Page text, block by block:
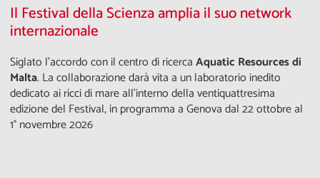
Il Festival della Scienza amplia il suo network
internazionale
Siglato l'accordo con il centro di ricercaAquatic Resources di
Malta. La collaborazione darà vita a un laboratorio inedito
dedicato ai ricci di mare all’interno della ventiquattresima
edizione del Festival, in programma a Genova dal 22 ottobre al
1° novembre 2026